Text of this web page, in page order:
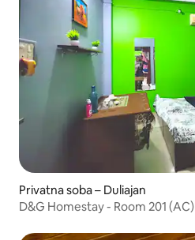
Privatna soba – Duliajan
D&G Homestay - Room 201 (AC)